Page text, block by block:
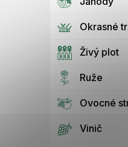
Okrasné
Živý plot
Ruže
Ovocné
Vinič